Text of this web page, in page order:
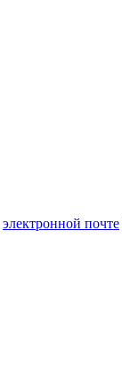
электронной почте